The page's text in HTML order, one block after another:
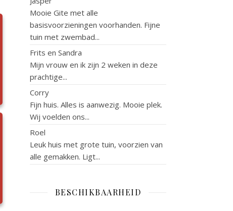
Mooie Gite met alle
basisvoorzieningen voorhanden. Fijne
tuin met zwembad...
Frits en Sandra
Mijn vrouw en ik zijn 2 weken in deze
prachtige...
Corry
Fijn huis. Alles is aanwezig. Mooie plek.
Wij voelden ons...
Roel
Leuk huis met grote tuin, voorzien van
alle gemakken. Ligt...
BESCHIKBAARHEID